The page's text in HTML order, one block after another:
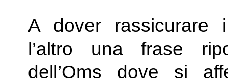
A dover rassicurare
l’altro una frase
dell’Oms dove si